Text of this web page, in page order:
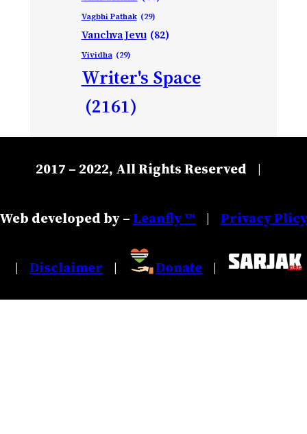
Vagbhi Pathak (29)
Vanchva Jevu (82)
Vividha (29)
Writer's Space
(2161)
2017 – 2022, All Rights Reserved |
Web developed by –Leanfly ™ | Privacy Plicy
| Disclaimer | Donate |